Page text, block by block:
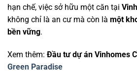
hạn chế, việc sở hữu một căn tại
không chỉ là an cư mà còn là một
bền vững.
Xem thêm: Đầu tư dự án Vinhomes
Green Paradise